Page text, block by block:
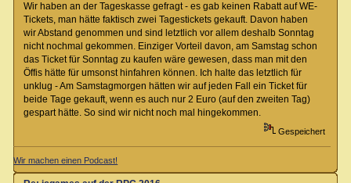
Wir haben an der Tageskasse gefragt - es gab keinen Rabatt auf WE-
Tickets, man hätte faktisch zwei Tagestickets gekauft. Davon haben
wir Abstand genommen und sind letztlich vor allem deshalb Sonntag
nicht nochmal gekommen. Einziger Vorteil davon, am Samstag schon
das Ticket für Sonntag zu kaufen wäre gewesen, dass man mit den
Öffis hätte für umsonst hinfahren können. Ich halte das letztlich für
unklug - Am Samstagmorgen hätten wir auf jeden Fall ein Ticket für
beide Tage gekauft, wenn es auch nur 2 Euro (auf den zweiten Tag)
gespart hätte. So sind wir nicht noch mal hingekommen.
Gespeichert
Wir machen einen Podcast!